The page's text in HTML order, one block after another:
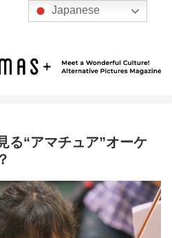
る“アマチュア”オーケ
Japanese